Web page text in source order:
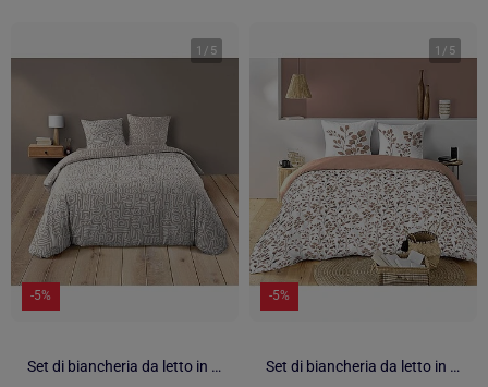
1 / 5
-5%
Set di biancheria da letto in cotone geometrico 3 pezzi, copertina e federe
1 / 5
-5%
Set di biancheria da letto in cotone 3 pezzi con fodera con motivo a fogliame + federe